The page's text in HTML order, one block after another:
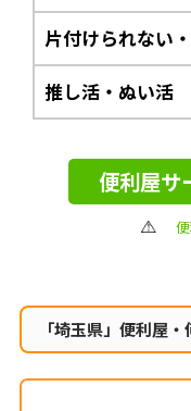
片付けられない
推し活・ぬい活
便利屋サ
「埼玉県」便利屋